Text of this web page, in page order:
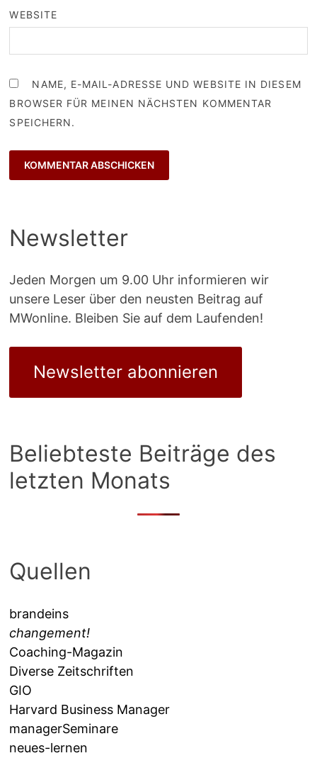
WEBSITE
NAME, E-MAIL-ADRESSE UND WEBSITE IN DIESEM
BROWSER FÜR MEINEN NÄCHSTEN KOMMENTAR
SPEICHERN.
Newsletter
Jeden Morgen um 9.00 Uhr informieren wir
unsere Leser über den neusten Beitrag auf
MWonline. Bleiben Sie auf dem Laufenden!
Newsletter abonnieren
Beliebteste Beiträge des
letzten Monats
Quellen
brandeins
changement!
Coaching-Magazin
Diverse Zeitschriften
GIO
Harvard Business Manager
managerSeminare
neues-lernen